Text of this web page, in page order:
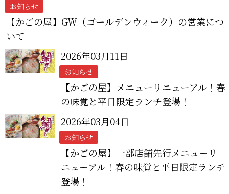
お知らせ
【かごの屋】GW（ゴールデンウィーク）の営業につ
いて
2026年03月11日
お知らせ
【かごの屋】メニューリニューアル！春
の味覚と平日限定ランチ登場！
2026年03月04日
お知らせ
【かごの屋】一部店舗先行メニューリ
ニューアル！春の味覚と平日限定ランチ
登場！